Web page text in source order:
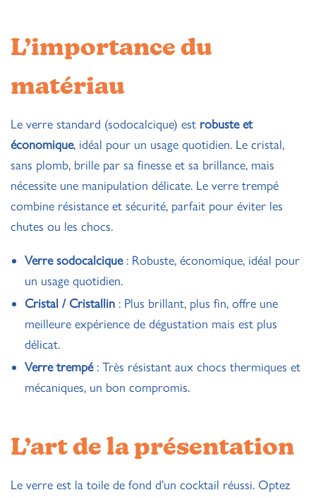
L’importance du
matériau
Le verre standard (sodocalcique) est robuste et
économique, idéal pour un usage quotidien. Le cristal,
sans plomb, brille par sa finesse et sa brillance, mais
nécessite une manipulation délicate. Le verre trempé
combine résistance et sécurité, parfait pour éviter les
chutes ou les chocs.
Verre sodocalcique: Robuste, économique, idéal pour
un usage quotidien.
Cristal / Cristallin : Plus brillant, plus fin, offre une
meilleure expérience de dégustation mais est plus
délicat.
Verre trempé: Très résistant aux chocs thermiques et
mécaniques, un bon compromis.
L’art de la présentation
Le verre est la toile de fond d’un cocktail réussi. Optez